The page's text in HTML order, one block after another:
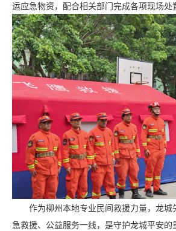
运应急物资，配合相关部门完成各项现场处
作为柳州本地专业民间救援力量，龙
急救援、公益服务一线，是守护龙城平安